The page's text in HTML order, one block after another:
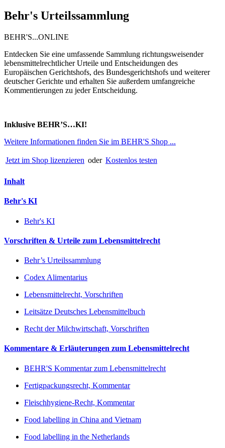
Behr's Urteilssammlung
BEHR'S...ONLINE
Entdecken Sie eine umfassende Sammlung richtungsweisender
lebensmittelrechtlicher Urteile und Entscheidungen des
Europäischen Gerichtshofs, des Bundesgerichtshofs und weiterer
deutscher Gerichte und erhalten Sie außerdem umfangreiche
Kommentierungen zu jeder Entscheidung.
Inklusive BEHR’S…KI!
Weitere Informationen finden Sie im BEHR'S Shop ...
Jetzt im Shop lizenzieren oder Kostenlos testen
Inhalt
Behr's KI
Behr's KI
Vorschriften & Urteile zum Lebensmittelrecht
Behr’s Urteilssammlung
Codex Alimentarius
Lebensmittelrecht, Vorschriften
Leitsätze Deutsches Lebensmittelbuch
Recht der Milchwirtschaft, Vorschriften
Kommentare & Erläuterungen zum Lebensmittelrecht
BEHR'S Kommentar zum Lebensmittelrecht
Fertigpackungsrecht, Kommentar
Fleischhygiene-Recht, Kommentar
Food labelling in China and Vietnam
Food labelling in the Netherlands